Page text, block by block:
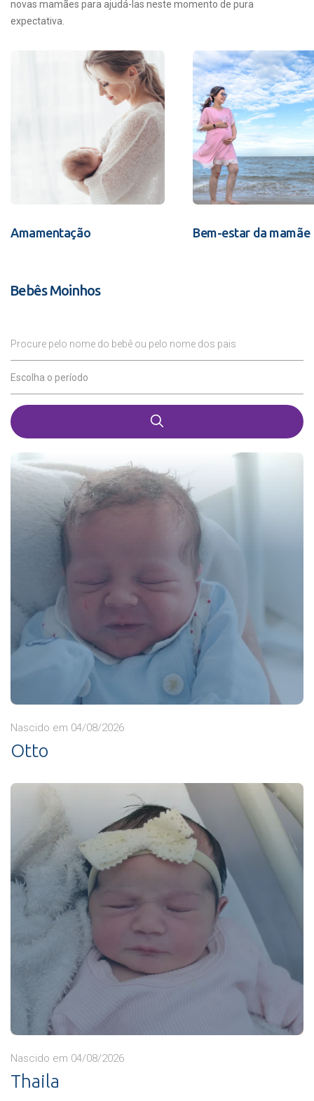
novas mamães para ajudá-las neste momento de pura
expectativa.
Amamentação Bem-estar da mamãe
Bebês Moinhos
Procure pelo nome do bebê ou pelo nome dos pais
Escolha o período
Nascido em 04/08/2026
Otto
Nascido em 04/08/2026
Thaila